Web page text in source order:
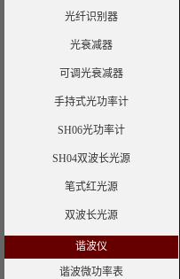
光纤识别器
光衰减器
可调光衰减器
手持式光功率计
SH06光功率计
SH04双波长光源
笔式红光源
双波长光源
谐波仪
谐波微功率表